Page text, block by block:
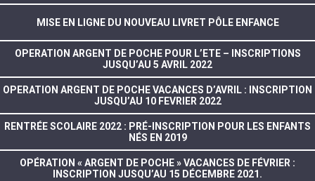
MISE EN LIGNE DU NOUVEAU LIVRET PÔLE ENFANCE
OPERATION ARGENT DE POCHE POUR L’ETE – INSCRIPTIONS
JUSQU’AU 5 AVRIL 2022
OPERATION ARGENT DE POCHE VACANCES D’AVRIL : INSCRIPTION
JUSQU’AU 10 FEVRIER 2022
RENTRÉE SCOLAIRE 2022 : PRÉ-INSCRIPTION POUR LES ENFANTS
NÉS EN 2019
OPÉRATION « ARGENT DE POCHE » VACANCES DE FÉVRIER :
INSCRIPTION JUSQU’AU 15 DÉCEMBRE 2021.